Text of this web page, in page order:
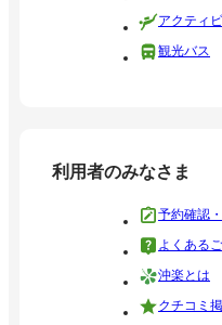
アクティ
観光バス
利用者のみなさま
予約確認
よくある
沖楽とは
クチコミ